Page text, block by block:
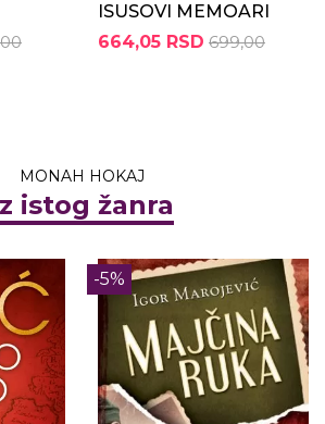
ISUSOVI MEMOARI
664,05 RSD 699,00
MONAH HOKAJ
istog žanra
-5%